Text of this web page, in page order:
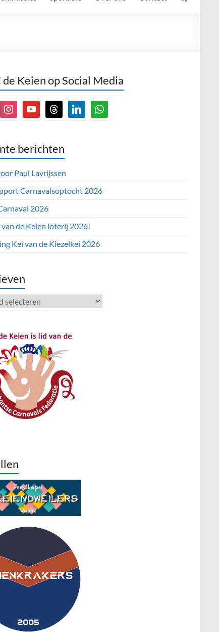
de Keien op Social Media
instagramyoutubethreads linkedinwhatsapp
berichten
Paul Lavrijssen
Carnavalsoptocht 2026
2026
de Keien loterij 2026!
Kei van de Kiezelkei 2026